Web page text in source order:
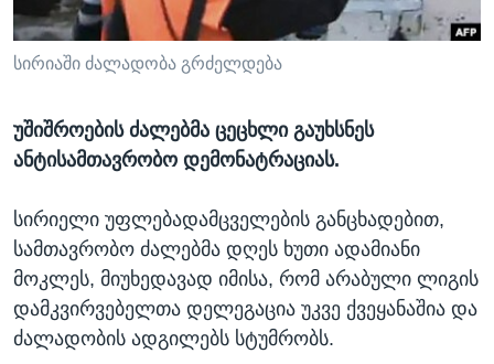
ᲡᲢᲣᲓᲘᲐ ᲕᲐᲨᲘᲜᲒᲢᲝᲜᲘ
ᲔᲙᲝᲜᲝᲛᲘᲙᲐ
ᲯᲐᲜᲛᲠᲗᲔᲚᲝᲑᲐ
ᲘᲜᲢᲔᲠᲕᲘᲣ
ᲒᲐᲚᲘᲚᲔᲝ
ᲓᲔᲖᲘᲜᲤᲝᲠᲛᲐᲪᲘᲐ
Learning English
სირიაში ძალადობა გრძელდება
უშიშროების ძალებმა ცეცხლი გაუხსნეს
ანტისამთავრობო დემონატრაციას.
სირიელი უფლებადამცველების განცხადებით,
სამთავრობო ძალებმა დღეს ხუთი ადამიანი
მოკლეს, მიუხედავად იმისა, რომ არაბული ლიგის
დამკვირვებელთა დელეგაცია უკვე ქვეყანაშია და
ძალადობის ადგილებს სტუმრობს.